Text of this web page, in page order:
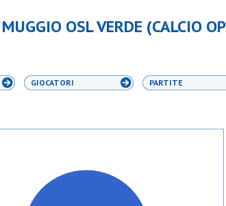
OSL VERDE (CALCIO
GIOCATORI PARTITE